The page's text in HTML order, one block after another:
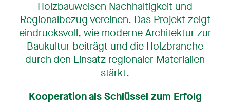
Holzbauweisen Nachhaltigkeit und
Regionalbezug vereinen. Das Projekt zeigt
eindrucksvoll, wie moderne Architektur zur
Baukultur beiträgt und die Holzbranche
durch den Einsatz regionaler Materialien
stärkt.
Kooperation als Schlüssel zum Erfolg